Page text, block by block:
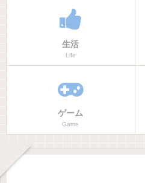
生活
Life
ゲーム
Game